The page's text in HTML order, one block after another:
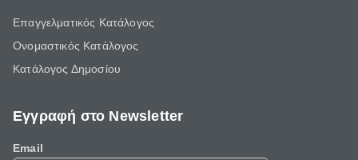
Επαγγελματικός Κατάλογος
Ονομαστικός Κατάλογος
Κατάλογος Δημοσίου
Εγγραφή στο Newsletter
Email